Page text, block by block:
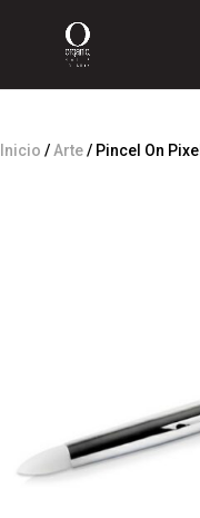
Inicio / Arte/ Pincel On